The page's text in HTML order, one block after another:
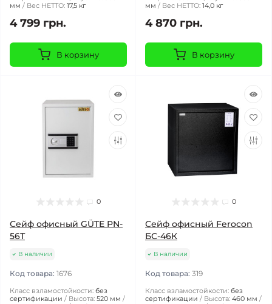
мм
Вес НЕТТО: 17,5 кг
4 799 грн.
В корзину
мм
Вес НЕТТО: 14,0 кг
4 870 грн.
В корзину
0
Сейф офисный GÜTE PN-
56Т
В наличии
Код товара: 1676
Класс взламостойкости: без
сертификации
Высота: 520 мм
0
Сейф офисный Ferocon
БС-46К
В наличии
Код товара: 319
Класс взламостойкости: без
сертификации
Высота: 460 мм